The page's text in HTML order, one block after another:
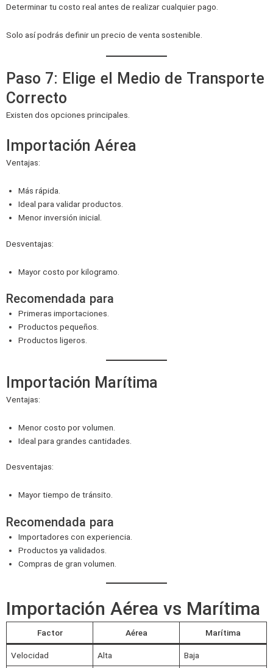
Determinar tu costo real antes de realizar cualquier pago.
Solo así podrás definir un precio de venta sostenible.
Paso 7: Elige el Medio de Transporte
Correcto
Existen dos opciones principales.
Importación Aérea
Ventajas:
Más rápida.
Ideal para validar productos.
Menor inversión inicial.
Desventajas:
Mayor costo por kilogramo.
Recomendada para
Primeras importaciones.
Productos pequeños.
Productos ligeros.
Importación Marítima
Ventajas:
Menor costo por volumen.
Ideal para grandes cantidades.
Desventajas:
Mayor tiempo de tránsito.
Recomendada para
Importadores con experiencia.
Productos ya validados.
Compras de gran volumen.
Importación Aérea vs Marítima
Factor Aérea Marítima
Velocidad Alta Baja